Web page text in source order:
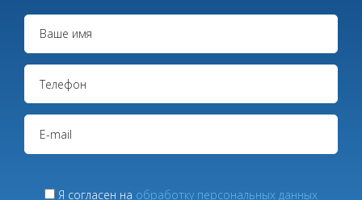
Я согласен на обработку персональных данных